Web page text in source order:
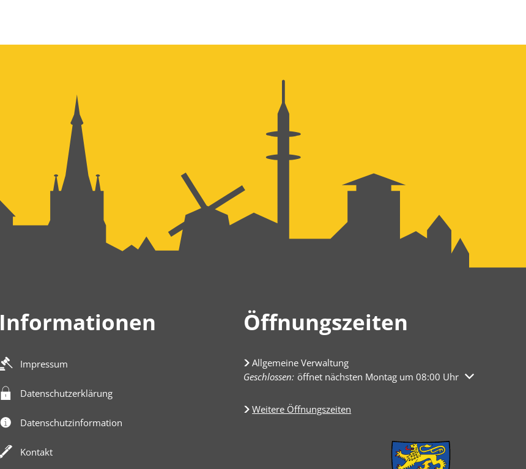
Informationen
Impressum
Datenschutzerklärung
Datenschutzinformation
Kontakt
Öffnungszeiten
Allgemeine Verwaltung
Klicken, um weitere Öffnungs- oder Schließzeiten auszublenden
Geschlossen: öffnet nächsten Montag um 08:00 Uhr
Weitere Öffnungszeiten